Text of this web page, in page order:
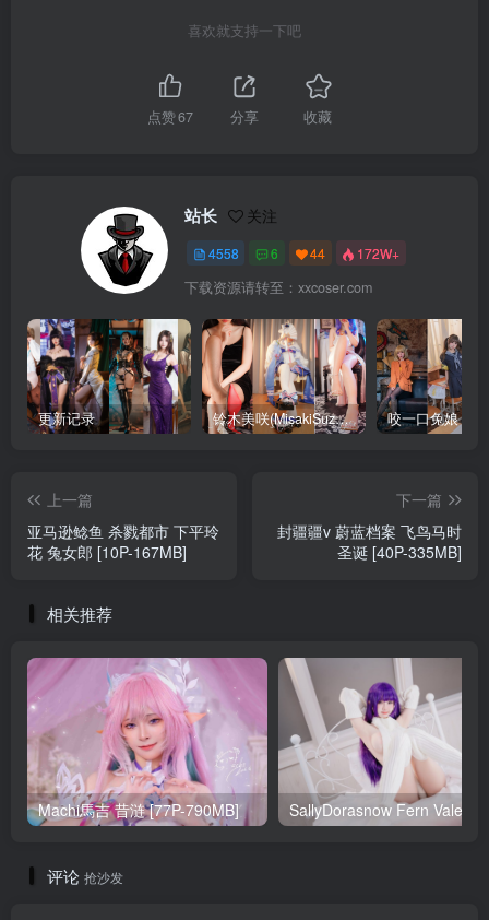
喜欢就支持一下吧
点赞67 分享 收藏
站长 关注
4558 6 44 172W+
下载资源请转至：xxcoser.com
更新记录 铃木美咲(MisakiSuzuki) 合集下载 咬一口兔娘 合
上一篇
亚马逊鲶鱼 杀戮都市 下平玲
花 兔女郎 [10P-167MB]
下一篇
封疆疆v 蔚蓝档案 飞鸟马时
圣诞 [40P-335MB]
相关推荐
Machi馬吉 昔涟 [77P-790MB]
评论 抢沙发